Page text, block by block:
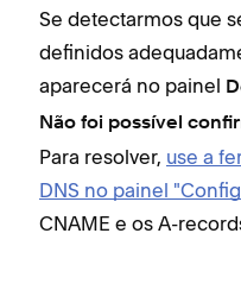
Se detectarmos que
definidos
aparecerá no painel
Não foi possível
Para resolver, use a
DNS no painel
CNAME e os A-